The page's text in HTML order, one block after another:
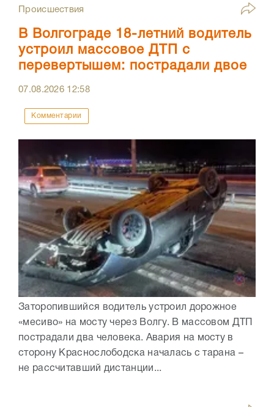
Происшествия
В Волгограде 18-летний водитель
устроил массовое ДТП с
перевертышем: пострадали двое
07.08.2026 12:58
Комментарии
Заторопившийся водитель устроил дорожное
«месиво» на мосту через Волгу. В массовом ДТП
пострадали два человека. Авария на мосту в
сторону Краснослободска началась с тарана –
не рассчитавший дистанции...